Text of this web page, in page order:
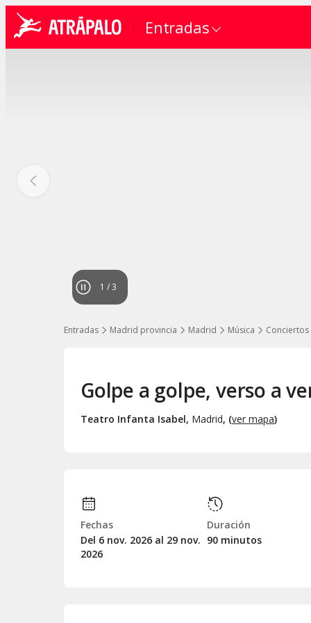
Entradas
1 /3
Entradas Madrid provincia Madrid Música Conciertos
Golpe a golpe, verso a
Teatro Infanta Isabel, Madrid, (ver mapa)
Fechas
Del 6 nov. 2026 al 29 nov.
2026
Duración
90 minutos